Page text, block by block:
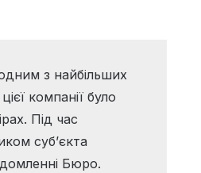
з найбільших
компанії було
Під час
суб’єкта
Бюро.